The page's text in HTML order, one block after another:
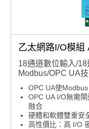
乙太網路I/O模組
18通道數位輸入/
Modbus/OPC UA
OPC UA使
OPC UA I/O無需
融合
硬體和軟體雙重安
高性價比：高 I/O